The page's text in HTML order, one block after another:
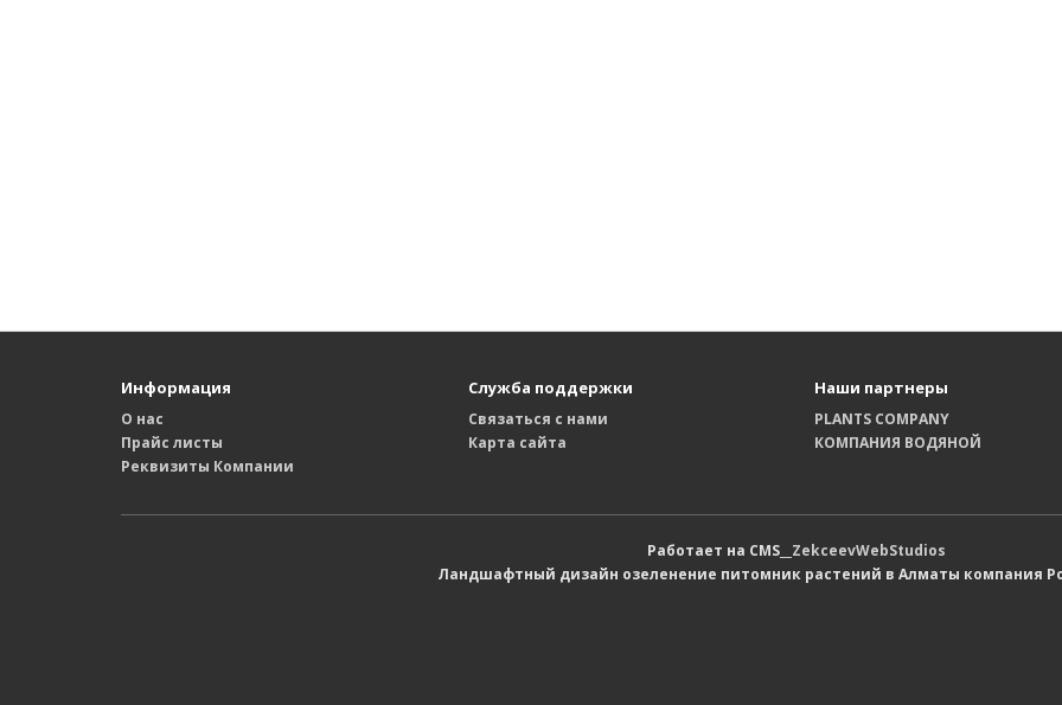
Информация
О нас
Прайс листы
Реквизиты Компании
Служба поддержки
Связаться с нами
Карта сайта
Наши партнеры
PLANTS COMPANY
КОМПАНИЯ ВОДЯНОЙ
Работает на CMS__ ZekceevWebStudios
Ландшафтный дизайн озеленение питомник растений в Алматы компания